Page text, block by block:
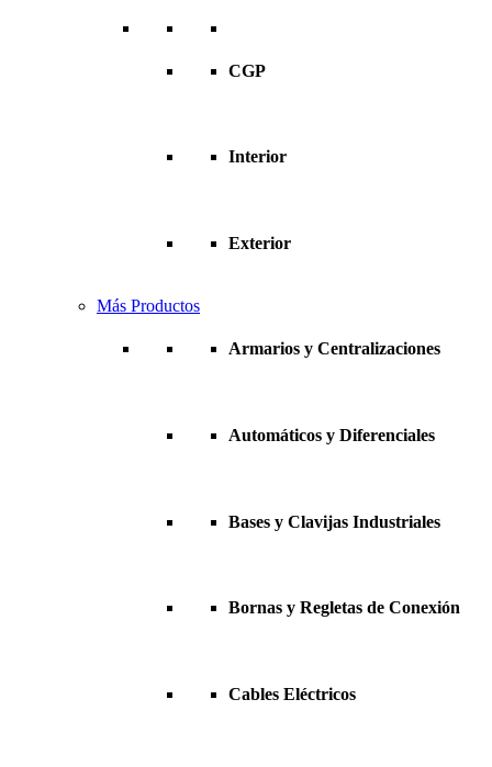
CGP
Interior
Exterior
Más Productos
Armarios y Centralizaciones
Automáticos y Diferenciales
Bases y Clavijas Industriales
Bornas y Regletas de Conexión
Cables Eléctricos